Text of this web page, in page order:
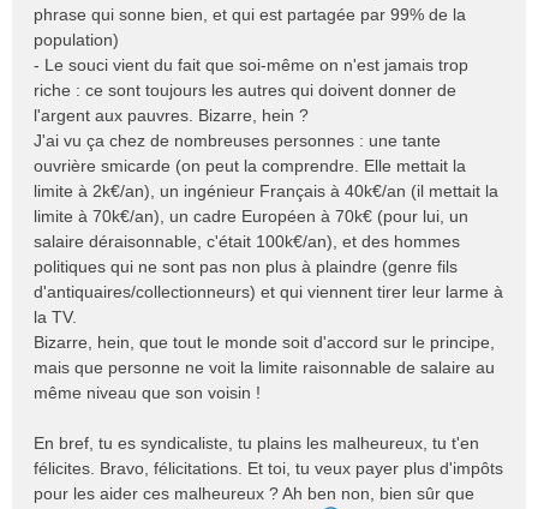
phrase qui sonne bien, et qui est partagée par 99% de la
population)
- Le souci vient du fait que soi-même on n'est jamais trop
riche : ce sont toujours les autres qui doivent donner de
l'argent aux pauvres. Bizarre, hein ?
J'ai vu ça chez de nombreuses personnes : une tante
ouvrière smicarde (on peut la comprendre. Elle mettait la
limite à 2k€/an), un ingénieur Français à 40k€/an (il mettait la
limite à 70k€/an), un cadre Européen à 70k€ (pour lui, un
salaire déraisonnable, c'était 100k€/an), et des hommes
politiques qui ne sont pas non plus à plaindre (genre fils
d'antiquaires/collectionneurs) et qui viennent tirer leur larme à
la TV.
Bizarre, hein, que tout le monde soit d'accord sur le principe,
mais que personne ne voit la limite raisonnable de salaire au
même niveau que son voisin !
En bref, tu es syndicaliste, tu plains les malheureux, tu t'en
félicites. Bravo, félicitations. Et toi, tu veux payer plus d'impôts
pour les aider ces malheureux ? Ah ben non, bien sûr que